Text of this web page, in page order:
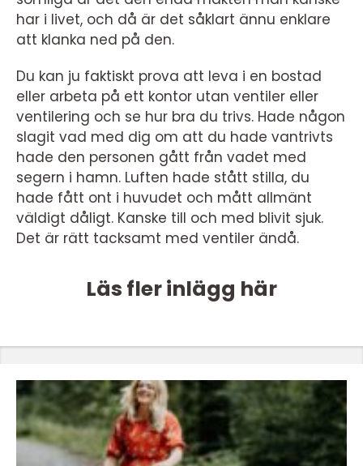
har i livet, och då är det såklart ännu enklare
att klanka ned på den.
Du kan ju faktiskt prova att leva i en bostad
eller arbeta på ett kontor utan ventiler eller
ventilering och se hur bra du trivs. Hade någon
slagit vad med dig om att du hade vantrivts
hade den personen gått från vadet med
segern i hamn. Luften hade stått stilla, du
hade fått ont i huvudet och mått allmänt
väldigt dåligt. Kanske till och med blivit sjuk.
Det är rätt tacksamt med ventiler ändå.
Läs fler inlägg här